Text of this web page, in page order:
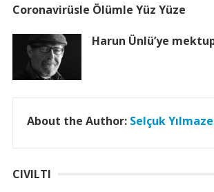
Coronavirüsle Ölümle Yüz Yüze
Harun Ünlü’ye
About the Author: Selçuk
CIVILTI